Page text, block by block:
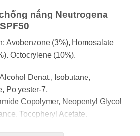
nắng Neutrogena
Avobenzone (3%), Homosalate
Octocrylene (10%).
Denat., Isobutane,
Polyester-7,
Copolymer, Neopentyl Glycol
Tocopheryl Acetate.